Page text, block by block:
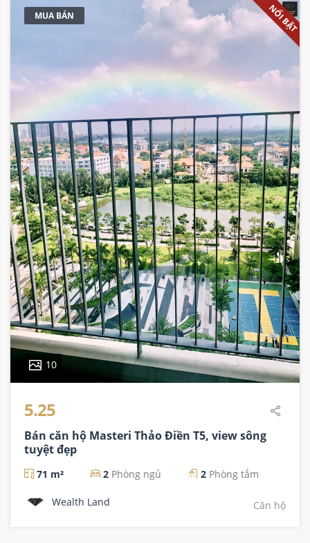
MUA BÁN NỔI BẬT
10
5.25
Bán căn hộ Masteri Thảo Điền T5, view sông
tuyệt đẹp
71 m² 2 Phòng ngủ 2 Phòng tắm
Wealth Land Căn hộ